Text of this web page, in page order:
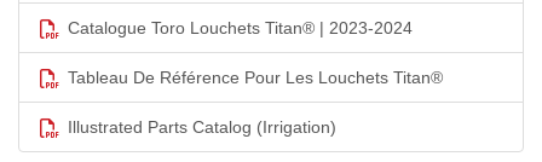
Catalogue Toro Louchets Titan® | 2023-2024
Tableau De Référence Pour Les Louchets Titan®
Illustrated Parts Catalog (Irrigation)